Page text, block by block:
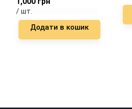
/ шт.
Додати в кошик